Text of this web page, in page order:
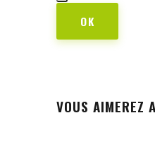
OK
VOUS AIMEREZ